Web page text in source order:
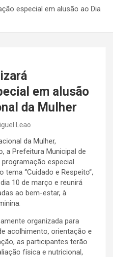
especial em alusão ao Dia
em alusão
da Mulher
Leao
da Mulher,
a Prefeitura Municipal de
especial
“Cuidado e Respeito”,
10 de março e reunirá
ao bem-estar, à
organizada para
acolhimento, orientação e
as participantes terão
física e nutricional,